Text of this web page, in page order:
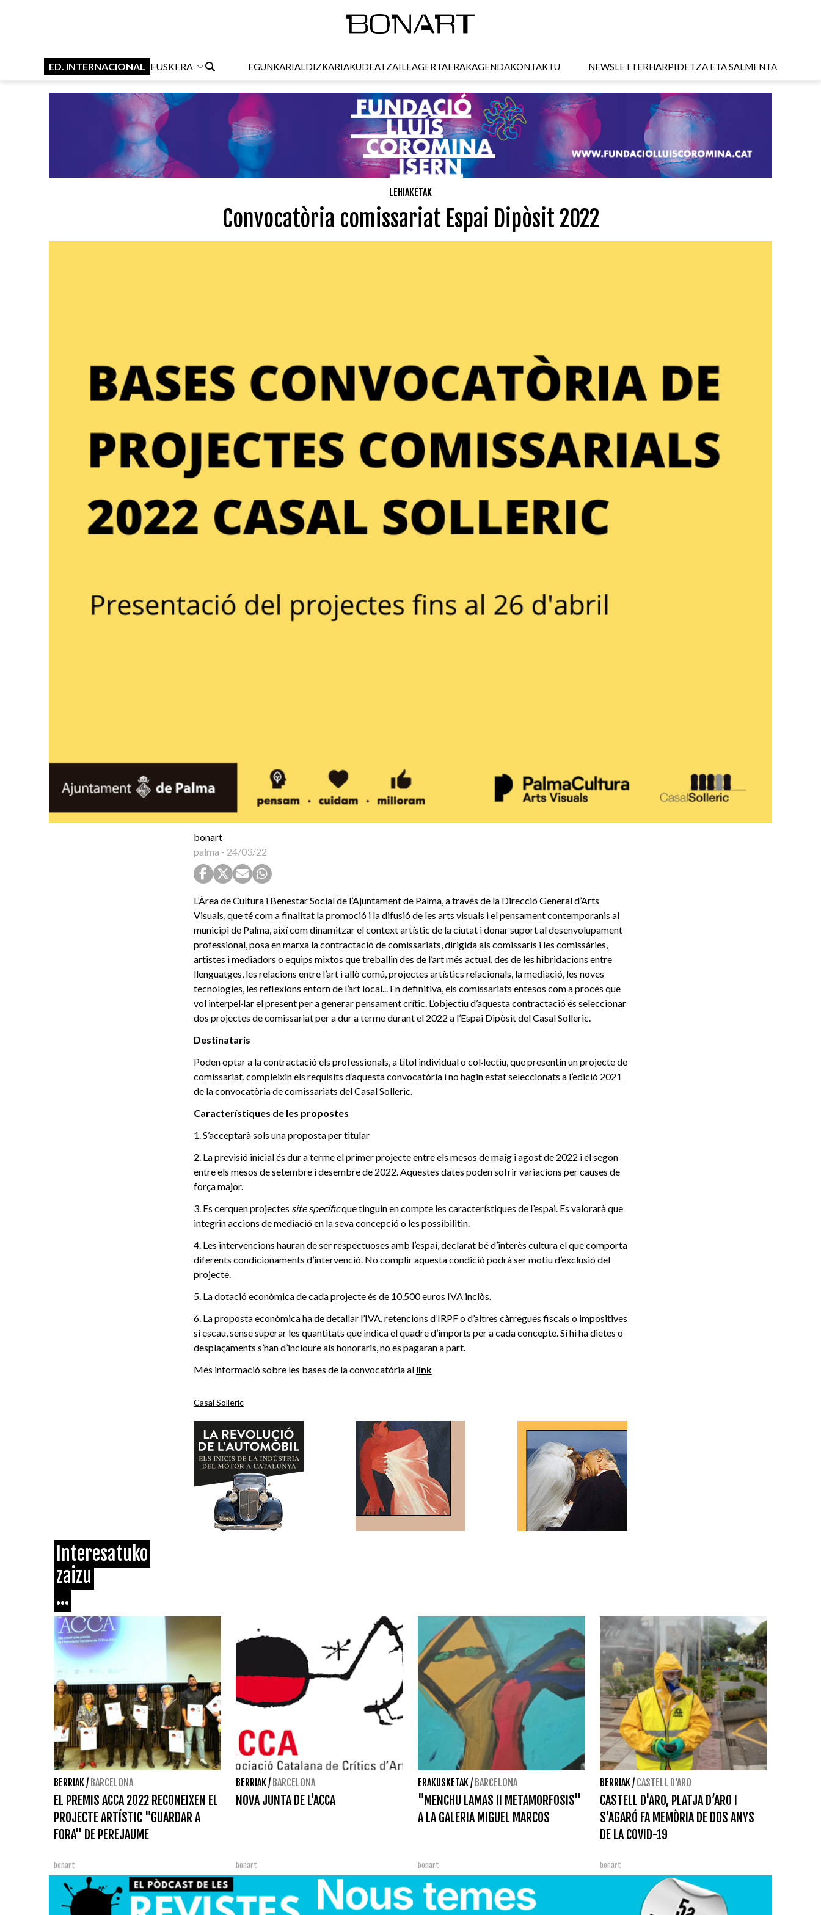
ED. INTERNACIONAL EUSKERA EGUNKARIALDIZKARIAKUDEATZAILEAGERTAERAKAGENDAKONTAKTU NEWSLETTERHARPIDETZA ETA SALMENTA
LEHIAKETAK
Convocatòria comissariat Espai Dipòsit 2022
bonart
palma - 24/03/22
L’Àrea de Cultura i Benestar Social de l’Ajuntament de Palma, a través de la Direcció General d’Arts
Visuals, que té com a finalitat la promoció i la difusió de les arts visuals i el pensament contemporanis al
municipi de Palma, així com dinamitzar el context artístic de la ciutat i donar suport al desenvolupament
professional, posa en marxa la contractació de comissariats, dirigida als comissaris i les comissàries,
artistes i mediadors o equips mixtos que treballin des de l’art més actual, des de les hibridacions entre
llenguatges, les relacions entre l’art i allò comú, projectes artístics relacionals, la mediació, les noves
tecnologies, les reflexions entorn de l’art local... En definitiva, els comissariats entesos com a procés que
vol interpel·lar el present per a generar pensament crític. L’objectiu d’aquesta contractació és seleccionar
dos projectes de comissariat per a dur a terme durant el 2022 a l’Espai Dipòsit del Casal Solleric.
Destinataris
Poden optar a la contractació els professionals, a títol individual o col·lectiu, que presentin un projecte de
comissariat, compleixin els requisits d’aquesta convocatòria i no hagin estat seleccionats a l’edició 2021
de la convocatòria de comissariats del Casal Solleric.
Característiques de les propostes
1. S’acceptarà sols una proposta per titular
2. La previsió inicial és dur a terme el primer projecte entre els mesos de maig i agost de 2022 i el segon
entre els mesos de setembre i desembre de 2022. Aquestes dates poden sofrir variacions per causes de
força major.
3. Es cerquen projectes site specificque tinguin en compte les característiques de l’espai. Es valorarà que
integrin accions de mediació en la seva concepció o les possibilitin.
4. Les intervencions hauran de ser respectuoses amb l’espai, declarat bé d’interès cultura el que comporta
diferents condicionaments d’intervenció. No complir aquesta condició podrà ser motiu d’exclusió del
projecte.
5. La dotació econòmica de cada projecte és de 10.500 euros IVA inclòs.
6. La proposta econòmica ha de detallar l’IVA, retencions d’IRPF o d’altres càrregues fiscals o impositives
si escau, sense superar les quantitats que indica el quadre d’imports per a cada concepte. Si hi ha dietes o
desplaçaments s’han d’incloure als honoraris, no es pagaran a part.
Més informació sobre les bases de la convocatòria al link
Casal Solleric
Interesatuko
zaizu
...
BERRIAK/ BARCELONA
EL PREMIS ACCA 2022 RECONEIXEN EL
PROJECTE ARTÍSTIC "GUARDAR A
FORA" DE PEREJAUME
bonart
BERRIAK/ BARCELONA
NOVA JUNTA DE L'ACCA
bonart
ERAKUSKETAK/ BARCELONA
"MENCHU LAMAS II METAMORFOSIS"
A LA GALERIA MIGUEL MARCOS
bonart
BERRIAK/ CASTELL D'ARO
CASTELL D'ARO, PLATJA D’ARO I
S'AGARÓ FA MEMÒRIA DE DOS ANYS
DE LA COVID-19
bonart